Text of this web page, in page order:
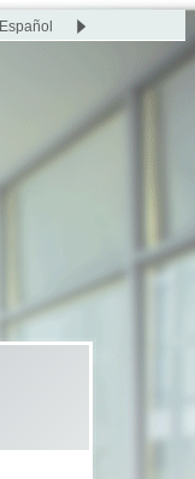
Español